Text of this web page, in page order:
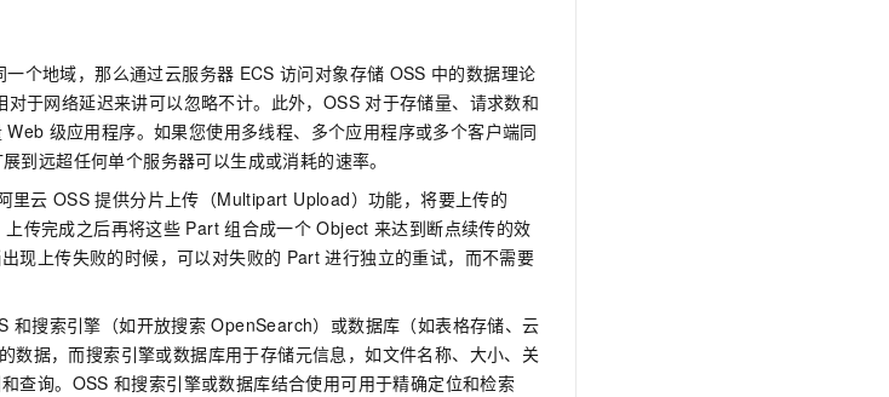
一个地域，那么通过云服务器 ECS 访问对象存储 OSS 中的数据理论
对于网络延迟来讲可以忽略不计。此外，OSS 对于存储量、请求数和
Web 级应用程序。如果您使用多线程、多个应用程序或多个客户端同
到远超任何单个服务器可以生成或消耗的速率。
里云 OSS 提供分片上传（Multipart Upload）功能，将要上传的
传完成之后再将这些 Part 组合成一个 Object 来达到断点续传的效
现上传失败的时候，可以对失败的 Part 进行独立的重试，而不需要
和搜索引擎（如开放搜索 OpenSearch）或数据库（如表格存储、云
数据，而搜索引擎或数据库用于存储元信息，如文件名称、大小、关
查询。OSS 和搜索引擎或数据库结合使用可用于精确定位和检索